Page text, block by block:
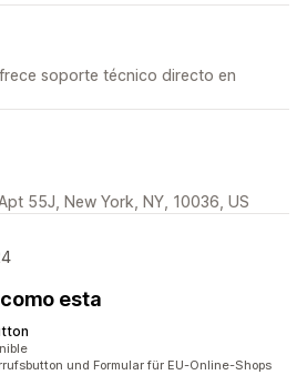
soporte técnico directo en
55J, New York, NY, 10036, US
esta
und Formular für EU-Online-Shops